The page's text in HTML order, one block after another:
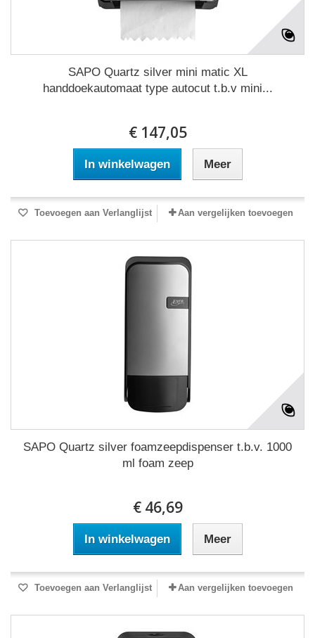
SAPO Quartz silver mini matic XL
handdoekautomaat type autocut t.b.v mini...
€ 147,05
In winkelwagen Meer
Toevoegen aan Verlanglijst Aan vergelijken toevoegen
SAPO Quartz silver foamzeepdispenser t.b.v. 1000
ml foam zeep
€ 46,69
In winkelwagen Meer
Toevoegen aan Verlanglijst Aan vergelijken toevoegen